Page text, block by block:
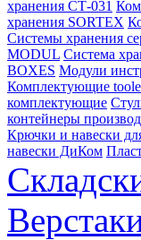
хранения СТ-031
хранения SORTEX
Системы хранения
MODUL Система
BOXES Модули
Комплектующие
комплектующие
контейнеры
Крючки и навески
навески ДиКом